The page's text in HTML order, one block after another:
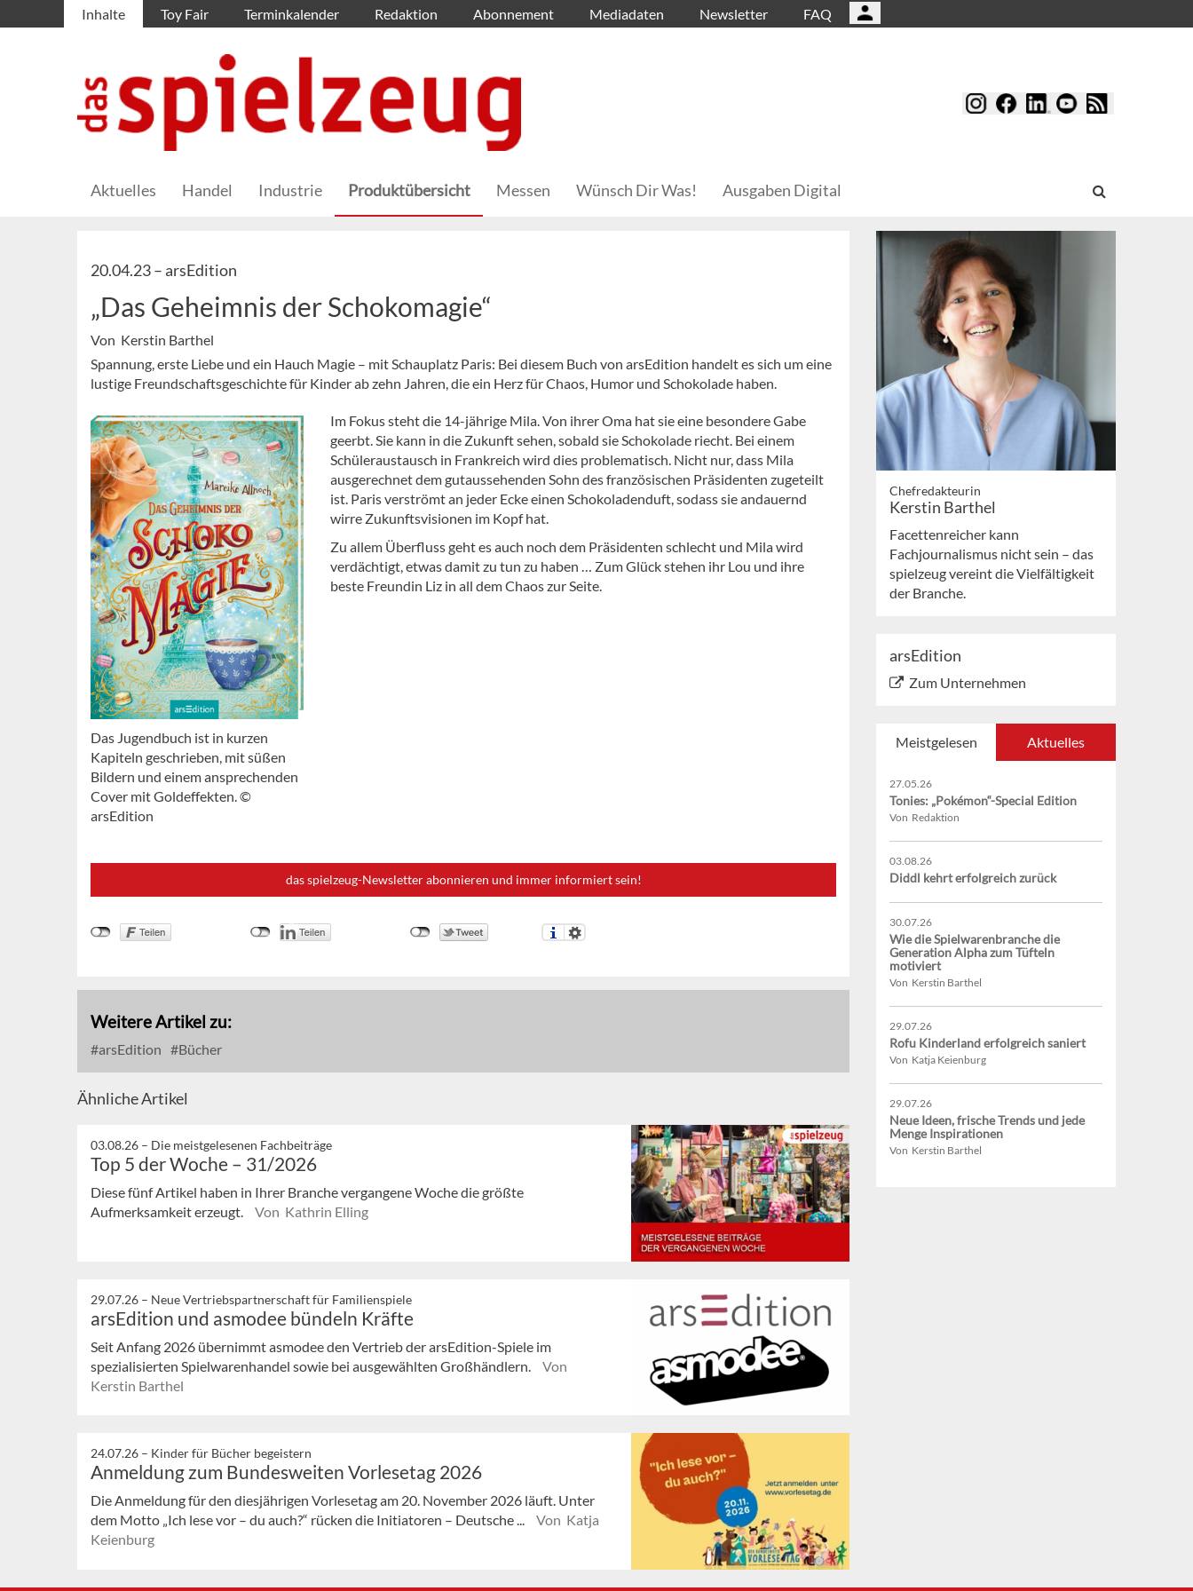
Inhalte Toy Fair Terminkalender Redaktion Abonnement Mediadaten Newsletter FAQ
Aktuelles Handel Industrie Produktübersicht Messen Wünsch Dir Was! Ausgaben Digital
20.04.23 –arsEdition
„Das Geheimnis der Schokomagie“
Von Kerstin Barthel
Spannung, erste Liebe und ein Hauch Magie – mit Schauplatz Paris: Bei diesem Buch von arsEdition handelt es sich um eine
lustige Freundschaftsgeschichte für Kinder ab zehn Jahren, die ein Herz für Chaos, Humor und Schokolade haben.
Das Jugendbuch ist in kurzen
Kapiteln geschrieben, mit süßen
Bildern und einem ansprechenden
Cover mit Goldeffekten. ©
arsEdition
Im Fokus steht die 14-jährige Mila. Von ihrer Oma hat sie eine besondere Gabe
geerbt. Sie kann in die Zukunft sehen, sobald sie Schokolade riecht. Bei einem
Schüleraustausch in Frankreich wird dies problematisch. Nicht nur, dass Mila
ausgerechnet dem gutaussehenden Sohn des französischen Präsidenten zugeteilt
ist. Paris verströmt an jeder Ecke einen Schokoladenduft, sodass sie andauernd
wirre Zukunftsvisionen im Kopf hat.
Zu allem Überfluss geht es auch noch dem Präsidenten schlecht und Mila wird
verdächtigt, etwas damit zu tun zu haben … Zum Glück stehen ihr Lou und ihre
beste Freundin Liz in all dem Chaos zur Seite.
das spielzeug-Newsletter abonnieren und immer informiert sein!
Weitere Artikel zu:
arsEdition Bücher
Ähnliche Artikel
03.08.26 – Die meistgelesenen Fachbeiträge
Top 5 der Woche – 31/2026
Diese fünf Artikel haben in Ihrer Branche vergangene Woche die größte
Aufmerksamkeit erzeugt.
Von Kathrin Elling
29.07.26 – Neue Vertriebspartnerschaft für Familienspiele
arsEdition und asmodee bündeln Kräfte
Seit Anfang 2026 übernimmt asmodee den Vertrieb der arsEdition-Spiele im
spezialisierten Spielwarenhandel sowie bei ausgewählten Großhändlern.
Von
Kerstin Barthel
24.07.26 – Kinder für Bücher begeistern
Anmeldung zum Bundesweiten Vorlesetag 2026
Die Anmeldung für den diesjährigen Vorlesetag am 20. November 2026 läuft. Unter
dem Motto „Ich lese vor – du auch?“ rücken die Initiatoren – Deutsche ...
Von Katja
Keienburg
Chefredakteurin
Kerstin Barthel
Facettenreicher kann
Fachjournalismus nicht sein – das
spielzeug vereint die Vielfältigkeit
der Branche.
arsEdition
Zum Unternehmen
Meistgelesen Aktuelles
27.05.26
Tonies: „Pokémon“-Special Edition
Von Redaktion
03.08.26
Diddl kehrt erfolgreich zurück
30.07.26
Wie die Spielwarenbranche die
Generation Alpha zum Tüfteln
motiviert
Von Kerstin Barthel
29.07.26
Rofu Kinderland erfolgreich saniert
Von Katja Keienburg
29.07.26
Neue Ideen, frische Trends und jede
Menge Inspirationen
Von Kerstin Barthel